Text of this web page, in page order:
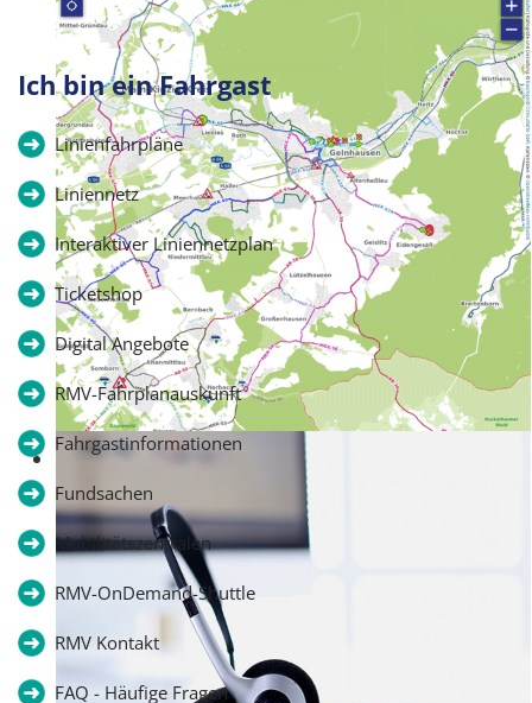
Interaktiver Liniennetzplan
Ich bin ein Fahrgast
Linienfahrpläne
Liniennetz
Interaktiver Liniennetzplan
Ticketshop
Digital Angebote
RMV-Fahrplanauskunft
Fahrgastinformationen
Fundsachen
Mobilitätszentralen
RMV-OnDemand-Shuttle
RMV Kontakt
FAQ - Häufige Fragen